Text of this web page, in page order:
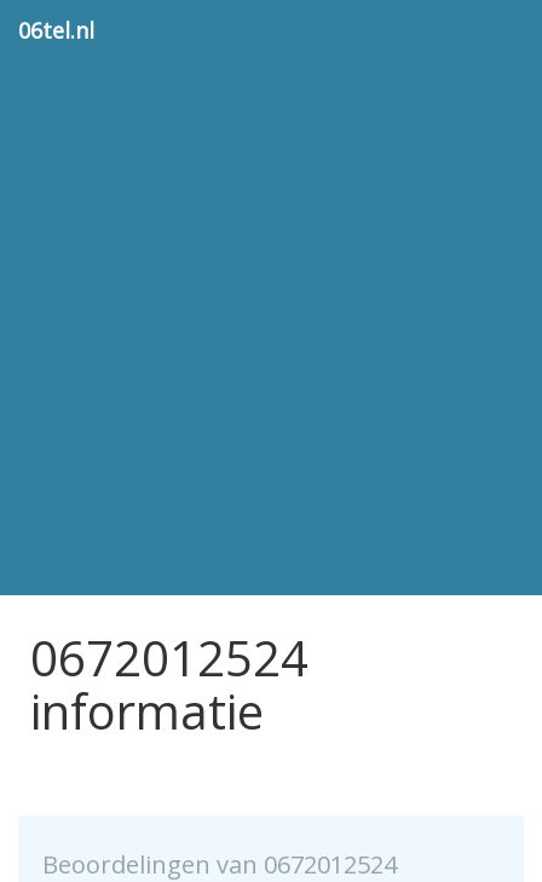
06tel.nl
0672012524
informatie
Beoordelingen van 0672012524